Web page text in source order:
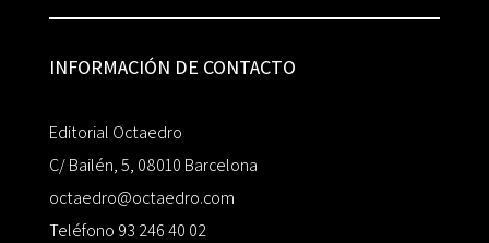
INFORMACIÓN DE CONTACTO
Editorial Octaedro
C/ Bailén, 5, 08010 Barcelona
octaedro@octaedro.com
Teléfono 93 246 40 02